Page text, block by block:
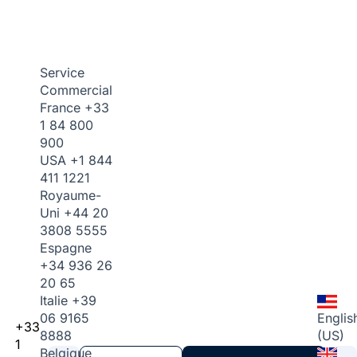
+33
1
Service
Commercial
France +33
1 84 800
900
USA +1 844
411 1221
Royaume-
Uni +44 20
3808 5555
Espagne
+34 936 26
20 65
Italie +39
06 9165
8888
Belgique
(US)